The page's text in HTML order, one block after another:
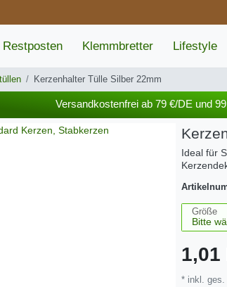
Restposten Klemmbretter Lifestyle
Kerzenhalter Tülle Silber 22mm
Versandkostenfrei ab 79 €/DE und
Ideal für
Größe
1,01
* inkl. ges.